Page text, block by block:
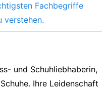
Fachbegriffe
verstehen.
und Schuhliebhaberin,
Ihre Leidenschaft